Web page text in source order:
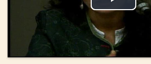
Lire
la
vidéo
Lire
la
vidéo